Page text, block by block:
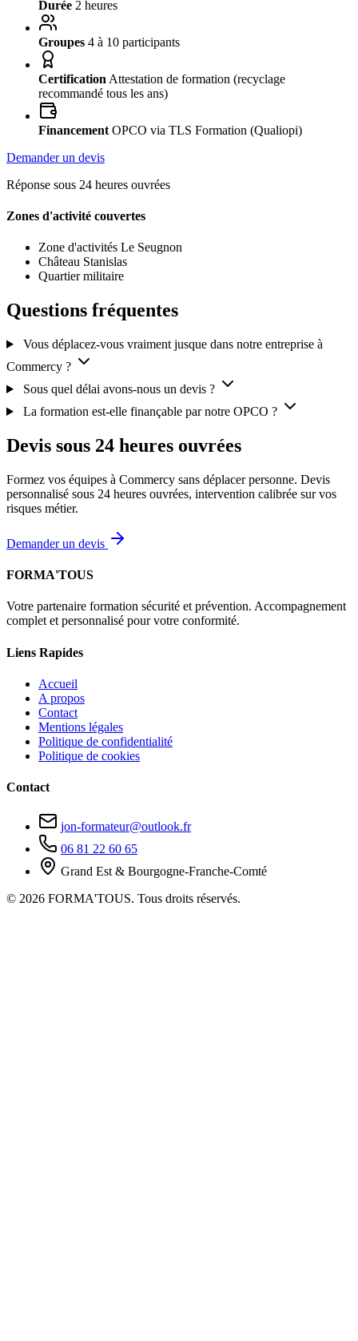
Durée 2 heures
Groupes 4 à 10 participants
Certification Attestation de formation (recyclage
recommandé tous les ans)
Financement OPCO via TLS Formation (Qualiopi)
Demander un devis
Réponse sous 24 heures ouvrées
Zones d'activité couvertes
Zone d'activités Le Seugnon
Château Stanislas
Quartier militaire
Questions fréquentes
Vous déplacez-vous vraiment jusque dans notre entreprise à
Commercy ?
Sous quel délai avons-nous un devis ?
La formation est-elle finançable par notre OPCO ?
Devis sous 24 heures ouvrées
Formez vos équipes à Commercy sans déplacer personne. Devis
personnalisé sous 24 heures ouvrées, intervention calibrée sur vos
risques métier.
Demander un devis
FORMA'TOUS
Votre partenaire formation sécurité et prévention. Accompagnement
complet et personnalisé pour votre conformité.
Liens Rapides
Accueil
A propos
Contact
Mentions légales
Politique de confidentialité
Politique de cookies
Contact
jon-formateur@outlook.fr
06 81 22 60 65
Grand Est & Bourgogne-Franche-Comté
© 2026 FORMA'TOUS. Tous droits réservés.